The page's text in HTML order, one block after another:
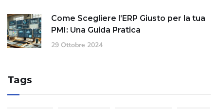
Come Scegliere l’ERP Giusto per la tua
PMI: Una Guida Pratica
29 Ottobre 2024
Tags